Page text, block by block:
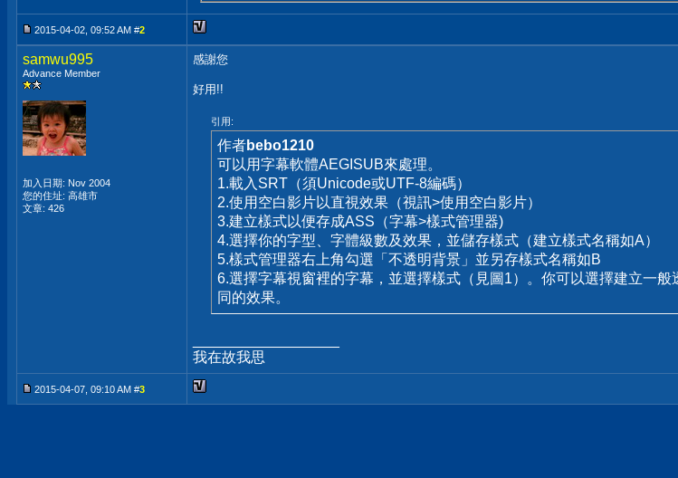
2015-04-02, 09:52 AM #2
samwu995
Advance Member
加入日期: Nov 2004
您的住址: 高雄市
文章: 426
感謝您
好用!!
引用:
作者bebo1210
可以用字幕軟體AEGISUB來處理。
1.載入SRT（須Unicode或UTF-8編碼）
2.使用空白影片以直視效果（視訊>使用空白影片）
3.建立樣式以便存成ASS（字幕>樣式管理器)
4.選擇你的字型、字體級數及效果，並儲存樣式（建立樣式名稱如A）
5.樣式管理器右上角勾選「不透明背景」並另存樣式名稱如B
6.選擇字幕視窗裡的字幕，並選擇樣式（見圖1）。你可以選擇建立一
同的效果。
我在故我思
2015-04-07, 09:10 AM #3